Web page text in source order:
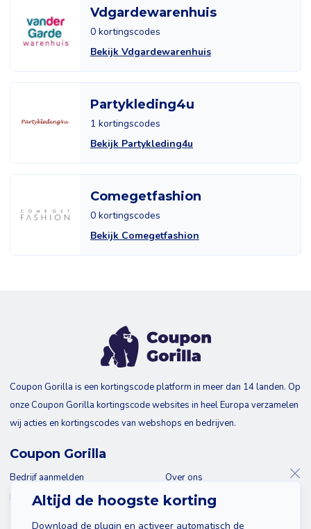
Vdgardewarenhuis
0 kortingscodes
Bekijk Vdgardewarenhuis
Partykleding4u
1 kortingscodes
Bekijk Partykleding4u
Comegetfashion
0 kortingscodes
Bekijk Comegetfashion
Altijd de hoogste korting
Download de plugin en activeer automatisch de
Coupon Gorilla is een kortingscode platform in meer dan 14 landen. Op
onze Coupon Gorilla kortingscode websites in heel Europa verzamelen
wij acties en kortingscodes van webshops en bedrijven.
Coupon Gorilla
Bedrijf aanmelden
Blog
Over ons
Contact